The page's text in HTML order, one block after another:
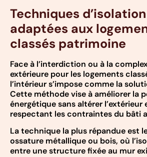
Techniques
adaptées aux
classés patrimoine
Face à l’interdiction ou à la
extérieure pour les logements
l’intérieur s’impose comme la
Cette méthode vise à améliorer la
énergétique sans altérer
respectant les contraintes du bâti
La technique la plus répandue est
ossature métallique ou bois, où
entre une structure fixée au mur